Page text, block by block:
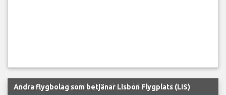
Andra flygbolag som betjänar Lisbon Flygplats (LIS)